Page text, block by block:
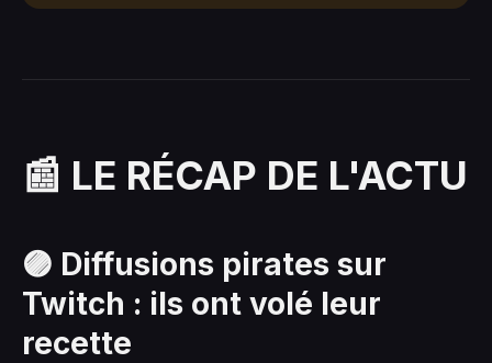
📰 LE RÉCAP DE L'ACTU
🟣 Diffusions pirates sur
Twitch : ils ont volé leur
recette